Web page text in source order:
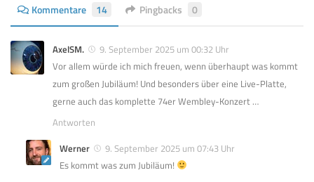
Kommentare 14 Pingbacks 0
AxelSM.
9. September 2025 um 00:32 Uhr
Vor allem würde ich mich freuen, wenn überhaupt was kommt
zum großen Jubiläum! Und besonders über eine Live-Platte,
gerne auch das komplette 74er Wembley-Konzert …
Antworten
Werner
9. September 2025 um 07:43 Uhr
Es kommt was zum Jubiläum!